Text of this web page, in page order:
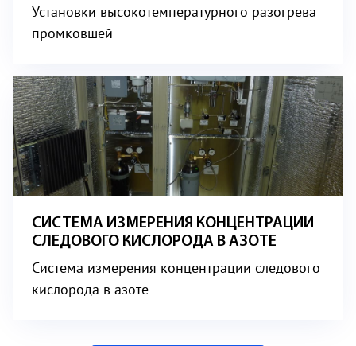
Установки высокотемпературного разогрева
промковшей
СИСТЕМА ИЗМЕРЕНИЯ КОНЦЕНТРАЦИИ
СЛЕДОВОГО КИСЛОРОДА В АЗОТЕ
Система измерения концентрации следового
кислорода в азоте